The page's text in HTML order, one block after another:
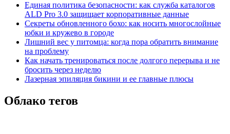
Единая политика безопасности: как служба каталогов
ALD Pro 3.0 защищает корпоративные данные
Секреты обновленного бохо: как носить многослойные
юбки и кружево в городе
Лишний вес у питомца: когда пора обратить внимание
на проблему
Как начать тренироваться после долгого перерыва и не
бросить через неделю
Лазерная эпиляция бикини и ее главные плюсы
Облако тегов